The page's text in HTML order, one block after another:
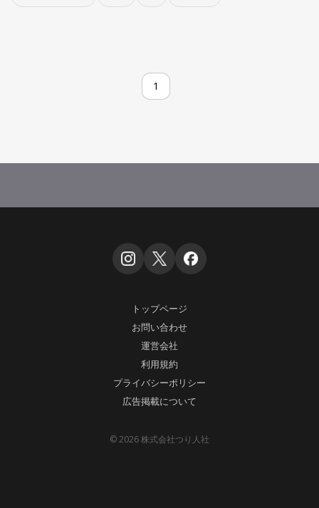
1
トップページ
お問い合わせ
運営会社
利用規約
プライバシーポリシー
広告掲載について
© 2026 株式会社つり人社